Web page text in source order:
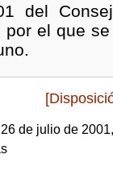
del
por el que
de julio de